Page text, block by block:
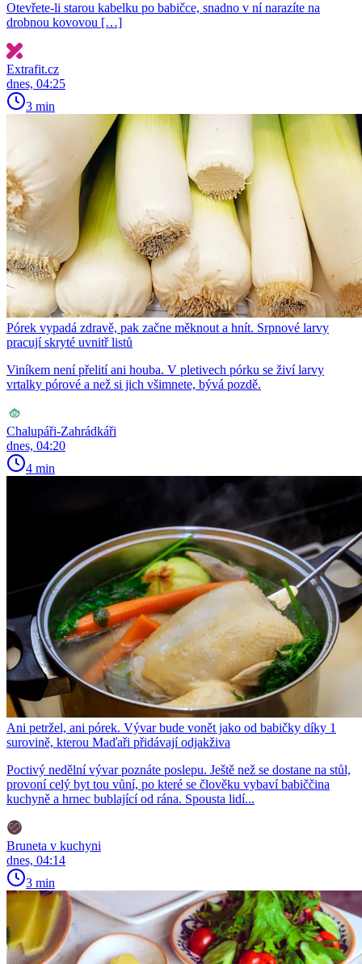
Otevřete-li starou kabelku po babičce, snadno v ní narazíte na
drobnou kovovou […]
Extrafit.cz
dnes, 04:25
3 min
Pórek vypadá zdravě, pak začne měknout a hnít. Srpnové larvy
pracují skryté uvnitř listů
Viníkem není přelití ani houba. V pletivech pórku se živí larvy
vrtalky pórové a než si jich všimnete, bývá pozdě.
Chalupáři-Zahrádkáři
dnes, 04:20
4 min
Ani petržel, ani pórek. Vývar bude vonět jako od babičky díky 1
surovině, kterou Maďaři přidávají odjakživa
Poctivý nedělní vývar poznáte poslepu. Ještě než se dostane na stůl,
provoní celý byt tou vůní, po které se člověku vybaví babiččina
kuchyně a hrnec bublající od rána. Spousta lidí...
Bruneta v kuchyni
dnes, 04:14
3 min